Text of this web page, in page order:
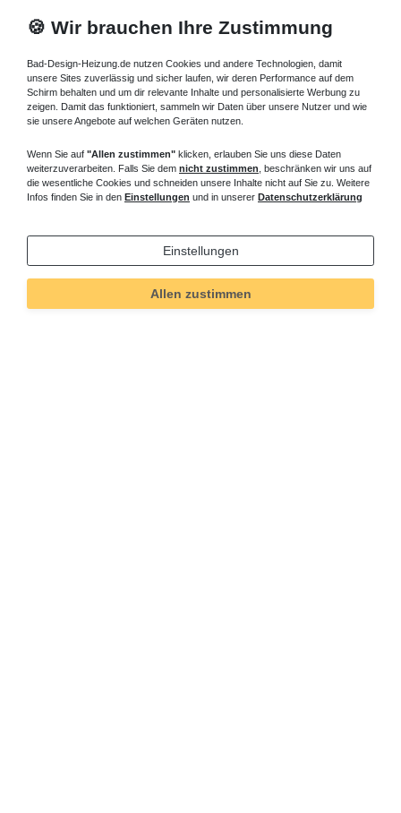
🍪 Wir brauchen Ihre Zustimmung
Bad-Design-Heizung.de nutzen Cookies und andere Technologien, damit
unsere Sites zuverlässig und sicher laufen, wir deren Performance auf dem
Schirm behalten und um dir relevante Inhalte und personalisierte Werbung zu
zeigen. Damit das funktioniert, sammeln wir Daten über unsere Nutzer und wie
sie unsere Angebote auf welchen Geräten nutzen.
Wenn Sie auf "Allen zustimmen" klicken, erlauben Sie uns diese Daten
weiterzuverarbeiten. Falls Sie dem nicht zustimmen , beschränken wir uns auf
die wesentliche Cookies und schneiden unsere Inhalte nicht auf Sie zu. Weitere
Infos finden Sie in den Einstellungen und in unserer Datenschutzerklärung
Einstellungen
Allen zustimmen